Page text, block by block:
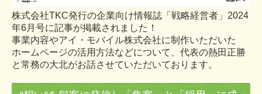
社員インタビュー
数字で見るオオキタ
よくあるご質問
お問い合わせ
株式会社TKC発行の企業向け情報誌「戦略経営者」2024
年6月号に記事が掲載されました！
事業内容やアイ・モバイル株式会社に制作いただいた
ホームページの活用方法などについて、代表の熱田正勝
と常務の大北がお話させていただいております。